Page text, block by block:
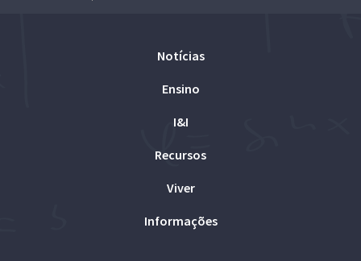
Notícias
Ensino
I&I
Recursos
Viver
Informações